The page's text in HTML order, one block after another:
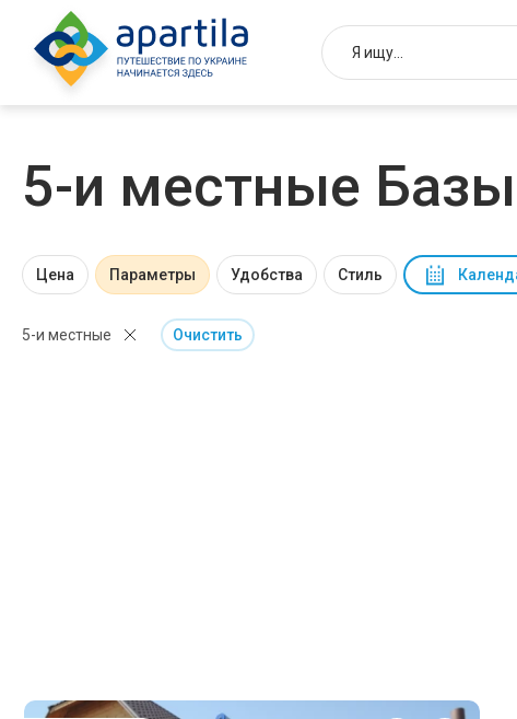
5-и местные
Цена Параметры Удобства Стиль
5-и местные Очистить